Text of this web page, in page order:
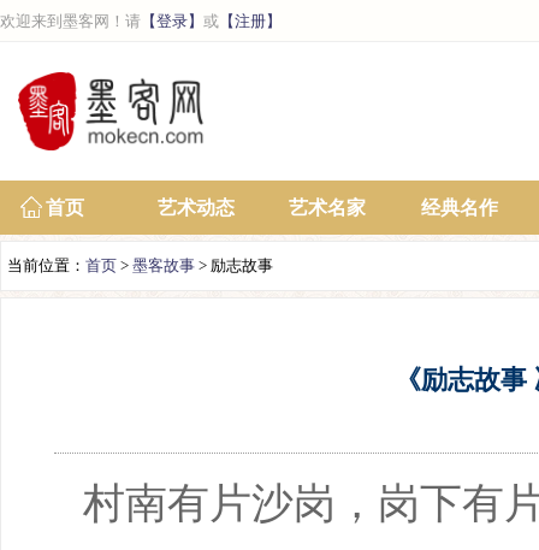
欢迎来到墨客网！请 【登录】 或 【注册】
首页 艺术动态 艺术名家 经典名作
当前位置： 首页 > 墨客故事 > 励志故事
《励志故
村南有片沙岗，岗下有